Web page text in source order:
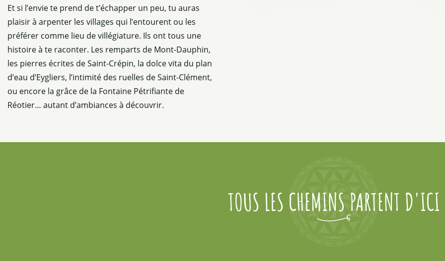
Et si l’envie te prend de t’échapper un peu, tu auras
plaisir à arpenter les villages qui l’entourent ou les
préférer comme lieu de villégiature. Ils ont tous une
histoire à te raconter. Les remparts de Mont-Dauphin,
les pierres écrites de Saint-Crépin, la dolce vita du plan
d’eau d’Eygliers, l’intimité des ruelles de Saint-Clément,
ou encore la grâce de la Fontaine Pétrifiante de
Réotier… autant d’ambiances à découvrir.
TOUS LES CHEMINS PARTENT D'ICI